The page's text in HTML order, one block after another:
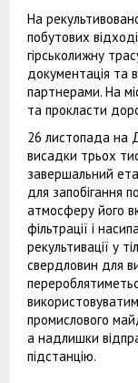
На
побутових
гірськолижну
документація та
партнерами. На
та прокласти
26 листопада на
висадки трьох
завершальний
для запобігання
атмосферу його
фільтрації і
рекультивації у
свердловин для
промислового
а надлишки
підстанцію.